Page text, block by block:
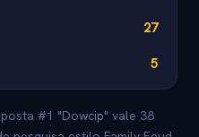
27
5
#1 "Dowcip" vale 38